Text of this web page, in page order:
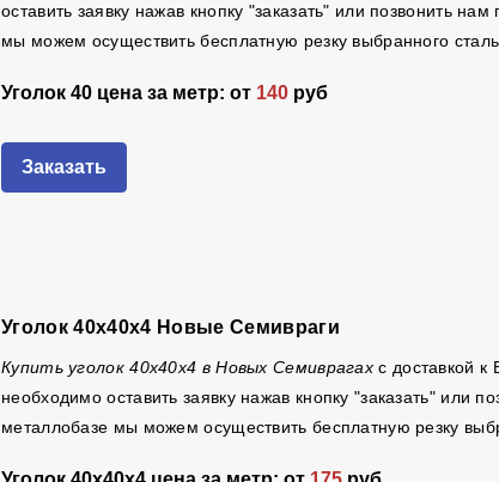
оставить заявку нажав кнопку "заказать" или позвонить
мы можем осуществить бесплатную резку выбранного
Уголок 40 цена за метр: от 140 руб
Заказать
Уголок 40х40х4 Новые Семивраги
Купить уголок 40х40х4 в Новых Семиврагахс доставкой к
необходимо оставить заявку нажав кнопку "заказать" или
металлобазе мы можем осуществить бесплатную резку